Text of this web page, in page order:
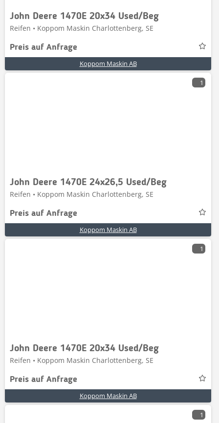
John Deere 1470E 20x34 Used/Beg
Reifen • Koppom Maskin Charlottenberg, SE
Preis auf Anfrage
Koppom Maskin AB
1
John Deere 1470E 24x26,5 Used/Beg
Reifen • Koppom Maskin Charlottenberg, SE
Preis auf Anfrage
Koppom Maskin AB
1
John Deere 1470E 20x34 Used/Beg
Reifen • Koppom Maskin Charlottenberg, SE
Preis auf Anfrage
Koppom Maskin AB
1